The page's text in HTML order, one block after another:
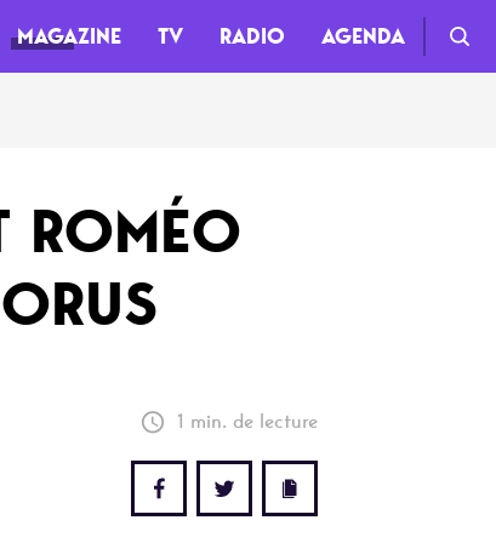
MAGAZINE TV RADIO AGENDA
Clips
Documentaires
ROMÉO
1 min. de lecture